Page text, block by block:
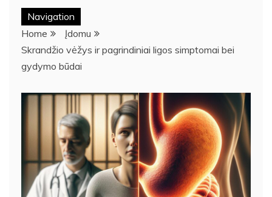
Navigation
Home
Įdomu
Skrandžio vėžys ir pagrindiniai ligos simptomai bei
gydymo būdai